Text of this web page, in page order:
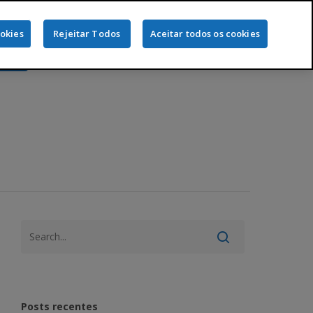
Posts recentes
Rejeitar Todos Aceitar todos os cookies